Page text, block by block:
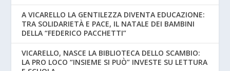
A VICARELLO LA GENTILEZZA DIVENTA EDUCAZIONE:
TRA SOLIDARIETÀ E PACE, IL NATALE DEI BAMBINI
DELLA “FEDERICO PACCHETTI”
VICARELLO, NASCE LA BIBLIOTECA DELLO SCAMBIO:
LA PRO LOCO “INSIEME SI PUÒ” INVESTE SU LETTURA